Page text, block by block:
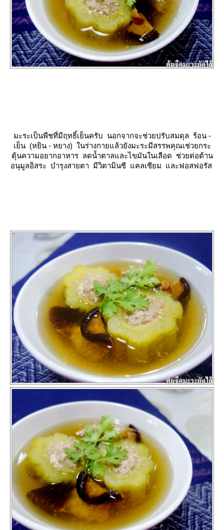
มะระเป็นพืชที่มีฤทธิ์เย็นครับ นอกจากจะช่วยปรับสมดุล ร้อน -
เย็น (หยิน - หยาง) ในร่างกายแล้วยังมะระมีสรรพคุณเช่วยกระ
ตุ้นความอยากอาหาร ลดน้ำตาลและไขมันในเลือด ช่วยต่อต้าน
อนุมูลอิสระ บำรุงสายตา มีวิตามินซี แคลเซียม และฟอสฟอรัส